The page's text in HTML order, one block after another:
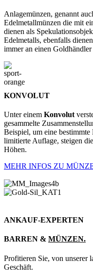
Anlagemünzen, genannt
Edelmetallmünzen die mit
dienen als
Edelmetalls, ebenfalls
immer an einen
KONVOLUT
Unter einem Konvolut
gesammelte
Beispiel, um eine
limitierte Auflage, steigen
Höhen.
MEHR INFOS ZU
ANKAUF-EXPERTEN
BARREN & MÜNZEN.
Profitieren Sie, von unserer
Geschäft.